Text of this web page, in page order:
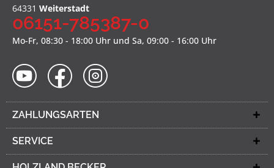
64331 Weiterstadt
06151-785387-0
Mo-Fr, 08:30 - 18:00 Uhr und Sa, 09:00 - 16:00 Uhr
ZAHLUNGSARTEN
SERVICE